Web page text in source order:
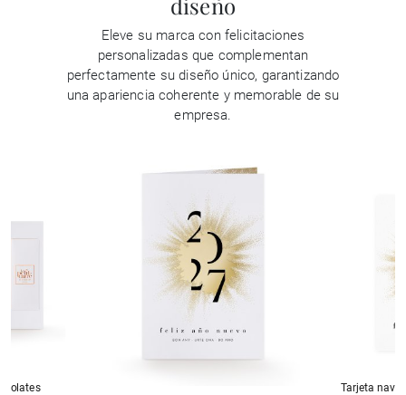
Eleve su marca con felicitaciones
personalizadas que complementan
perfectamente su diseño único, garantizando
una apariencia coherente y memorable de su
empresa.
Tarjeta